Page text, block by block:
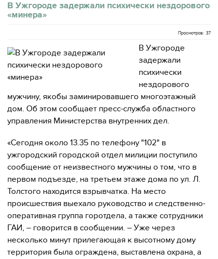
В Ужгороде задержали психически нездорового
«минера»
Просмотров: 37
В Ужгороде
задержали
психически
нездорового
мужчину, якобы заминировавшего многоэтажный
дом. Об этом сообщает пресс-служба областного
управления Министерства внутренних дел.
«Сегодня около 13.35 по телефону "102" в
ужгородский городской отдел милиции поступило
сообщение от неизвестного мужчины о том, что в
первом подъезде, на третьем этаже дома по ул. Л.
Толстого находится взрывчатка. На место
происшествия выехало руководство и следственно-
оперативная группа горотдела, а также сотрудники
ГАИ, – говорится в сообщении. – Уже через
несколько минут прилегающая к высотному дому
территория была ограждена, выставлена ​​охрана, а